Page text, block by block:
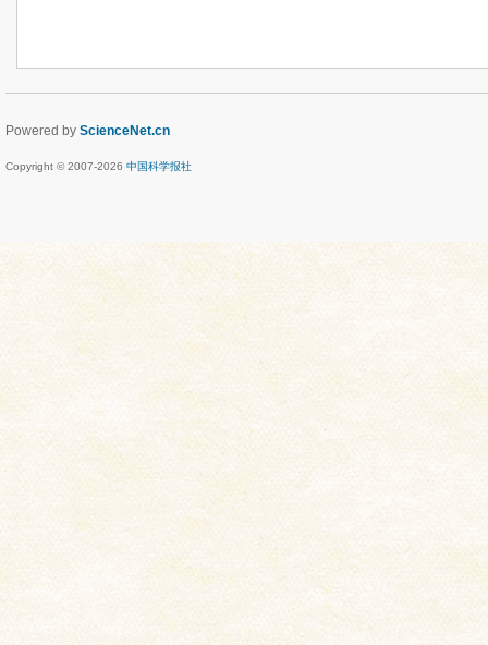
Powered by ScienceNet.cn
Copyright © 2007-2026 中国科学报社